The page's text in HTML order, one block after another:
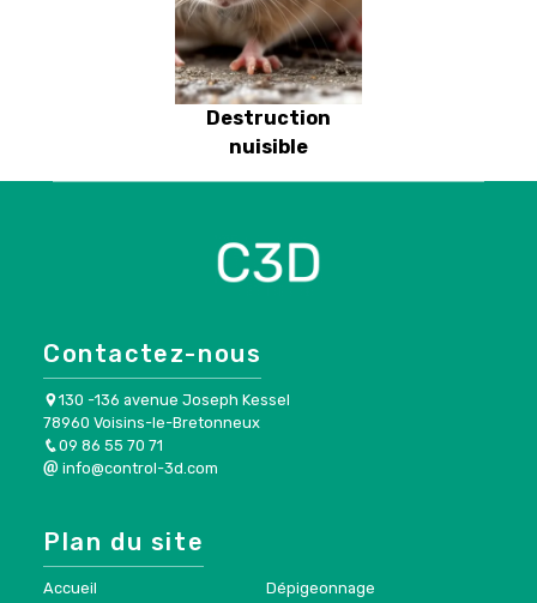
Destruction
nuisible
Contactez-nous
130 -136 avenue Joseph Kessel
78960 Voisins-le-Bretonneux
09 86 55 70 71
info@control-3d.com
Plan du site
Accueil
Dépigeonnage